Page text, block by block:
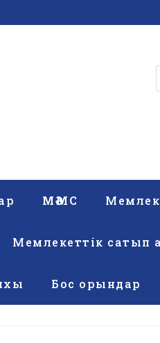
МӘМС
Мемлекеттік сатып
Бос орындар